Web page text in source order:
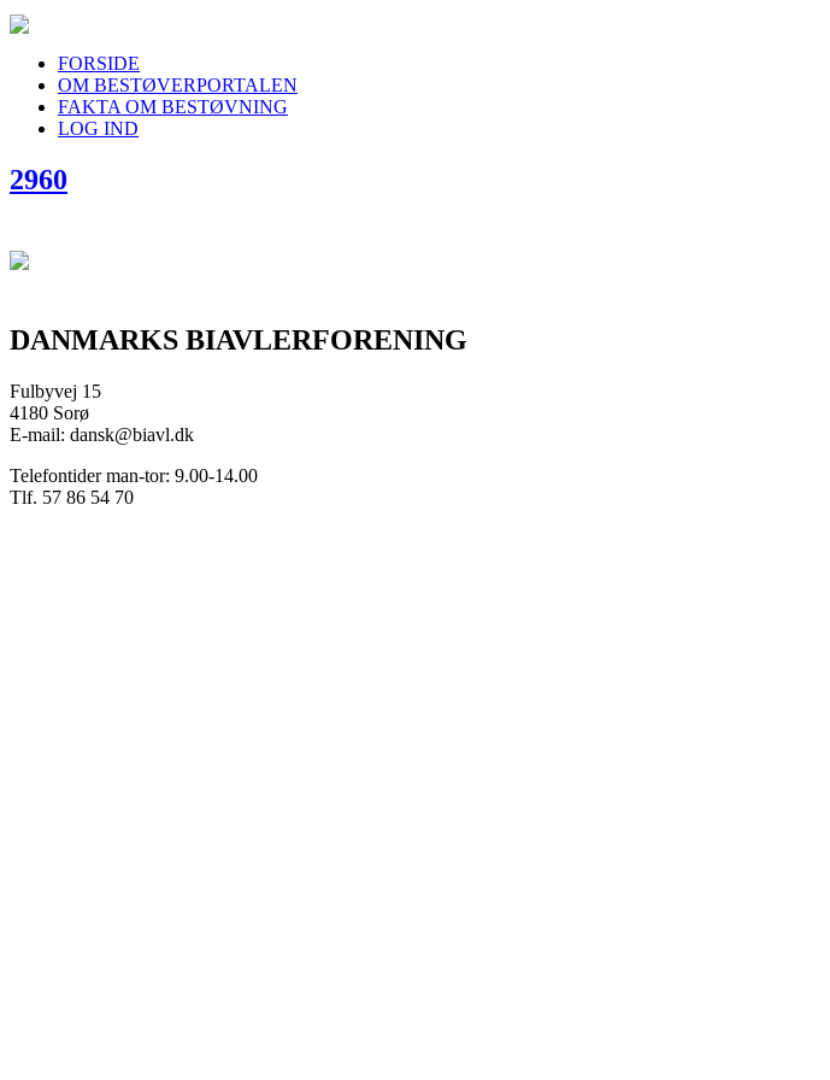
FORSIDE
OM BESTØVERPORTALEN
FAKTA OM BESTØVNING
LOG IND
2960
DANMARKS BIAVLERFORENING
Fulbyvej 15
4180 Sorø
E-mail: dansk@biavl.dk
Telefontider man-tor: 9.00-14.00
Tlf. 57 86 54 70